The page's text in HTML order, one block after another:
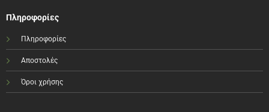
Πληροφορίες
Πληροφορίες
Αποστολές
Όροι χρήσης